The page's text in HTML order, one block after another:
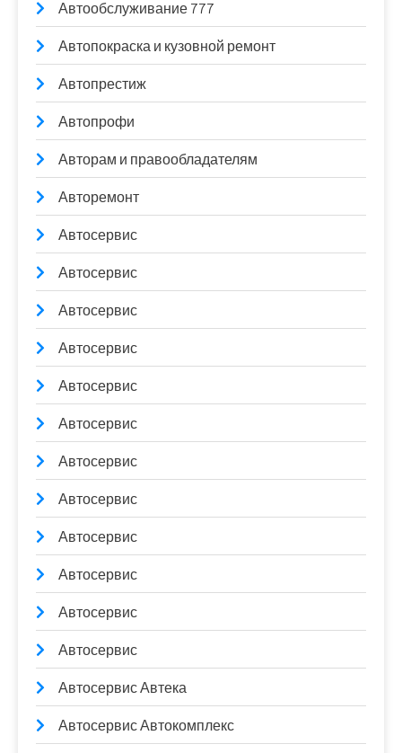
Автообслуживание 777
Автопокраска и кузовной ремонт
Автопрестиж
Автопрофи
Авторам и правообладателям
Авторемонт
Автосервис
Автосервис
Автосервис
Автосервис
Автосервис
Автосервис
Автосервис
Автосервис
Автосервис
Автосервис
Автосервис
Автосервис
Автосервис Автека
Автосервис Автокомплекс